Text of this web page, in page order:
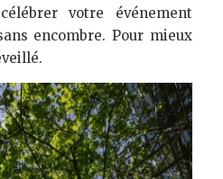
votre événement
encombre. Pour mieux